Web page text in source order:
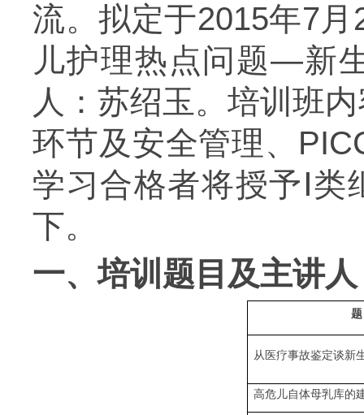
流。拟定于2015年7月
儿护理热点问题—新
人：苏绍玉。培训班
环节及安全管理、
学习合格者将授予Ⅰ
下。
一、培训题目及主讲人
题
从医疗事故鉴定谈新
高危儿自体母乳库的